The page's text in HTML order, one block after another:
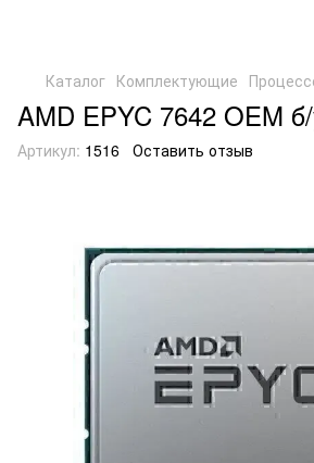
Каталог Комплектующие
AMD EPYC 7642 OEM
Артикул: 1516 Оставить отзыв